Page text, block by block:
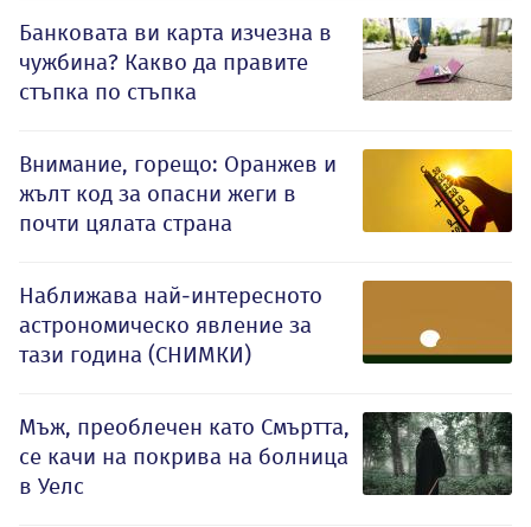
Банковата ви карта изчезна в
чужбина? Какво да правите
стъпка по стъпка
Внимание, горещо: Оранжев и
жълт код за опасни жеги в
почти цялата страна
Наближава най-интересното
астрономическо явление за
тази година (СНИМКИ)
Мъж, преоблечен като Смъртта,
се качи на покрива на болница
в Уелс